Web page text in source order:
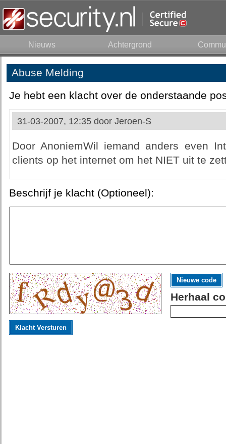
Nieuws Achtergrond
Abuse Melding
Je hebt een klacht over de onderstaande
31-03-2007, 12:35 door Jeroen-S
Door AnoniemWil iemand anders even
clients op het internet om het NIET uit te
Beschrijf je klacht (Optioneel):
Nieuwe code
Herhaal
Klacht Versturen